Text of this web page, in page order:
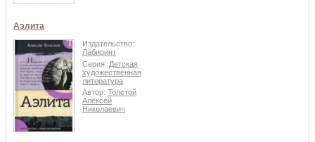
Аэлита
Издательство:
Лабиринт
Серия: Детская
художественная
литература
Автор: Толстой
Алексей
Николаевич